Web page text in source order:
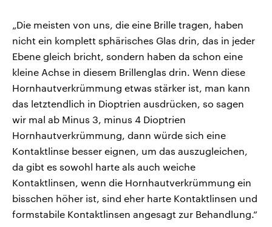
„Die meisten von uns, die eine Brille tragen, haben
nicht ein komplett sphärisches Glas drin, das in jeder
Ebene gleich bricht, sondern haben da schon eine
kleine Achse in diesem Brillenglas drin. Wenn diese
Hornhautverkrümmung etwas stärker ist, man kann
das letztendlich in Dioptrien ausdrücken, so sagen
wir mal ab Minus 3, minus 4 Dioptrien
Hornhautverkrümmung, dann würde sich eine
Kontaktlinse besser eignen, um das auszugleichen,
da gibt es sowohl harte als auch weiche
Kontaktlinsen, wenn die Hornhautverkrümmung ein
bisschen höher ist, sind eher harte Kontaktlinsen und
formstabile Kontaktlinsen angesagt zur Behandlung.“